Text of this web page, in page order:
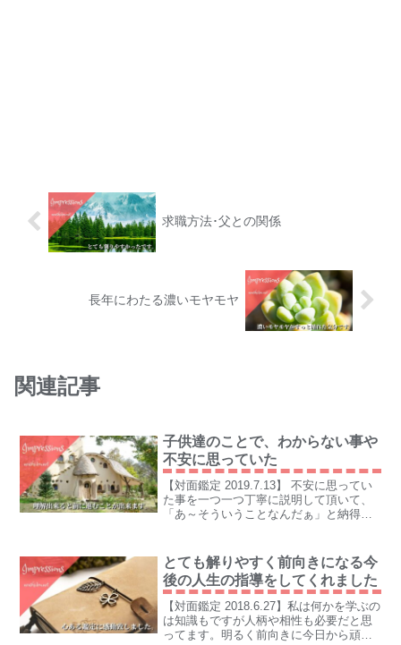
求職方法･父との関係
長年にわたる濃いモヤモヤ
関連記事
子供達のことで、わからない事や
不安に思っていた
【対面鑑定 2019.7.13】 不安に思ってい
た事を一つ一つ丁寧に説明して頂いて、
「あ～そういうことなんだぁ」と納得致
とても解りやすく前向きになる今
後の人生の指導をしてくれました
【対面鑑定 2018.6.27】私は何かを学ぶの
は知識もですが人柄や相性も必要だと思
ってます。明るく前向きに今日から頑張